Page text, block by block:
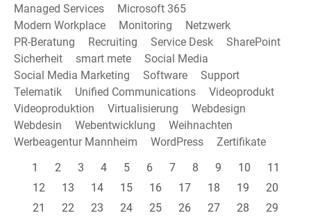
Managed Services
Microsoft 365
Modern Workplace
Monitoring
Netzwerk
PR-Beratung
Recruiting Service Desk
SharePoint
Sicherheit
smart mete
Social Media
Social Media Marketing
Software
Support
Telematik
Unified Communications
Videoprodukt
Videoproduktion
Virtualisierung
Webdesign
Webdesin
Webentwicklung
Weihnachten
Werbeagentur Mannheim
WordPress
Zertifikate
1
2 3 4 5 6 7 8 9 10
11
12
13 14 15 16 17 18 19
20
21
22 23 24 25 26 27 28
29